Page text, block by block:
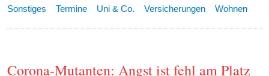
Sonstiges
Termine Uni & Co. Versicherungen Wohnen
Corona-Mutanten: Angst ist fehl am Platz